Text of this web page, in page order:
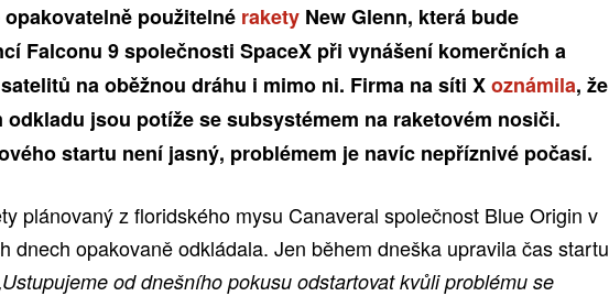
použitelné rakety New Glenn, která bude
Falconu 9 společnosti SpaceX při vynášení komerčních a
na oběžnou dráhu i mimo ni. Firma na síti Xoznámila, že
odkladu jsou potíže se subsystémem na raketovém nosiči.
startu není jasný, problémem je navíc nepříznivé počasí.
plánovaný z floridského mysu Canaveral společnost Blue Origin v
dnech opakovaně odkládala. Jen během dneška upravila čas startu
od dnešního pokusu odstartovat kvůli problému se